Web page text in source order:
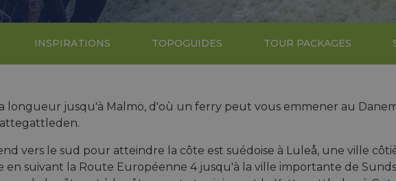
INSPIRATIONS TOPOGUIDES TOUR PACKAGES
longueur jusqu'à Malmö, d'où un ferry peut vous emmener au
vers le sud pour atteindre la côte est suédoise à Luleå, une ville
en suivant la Route Européenne 4 jusqu'à la ville importante de